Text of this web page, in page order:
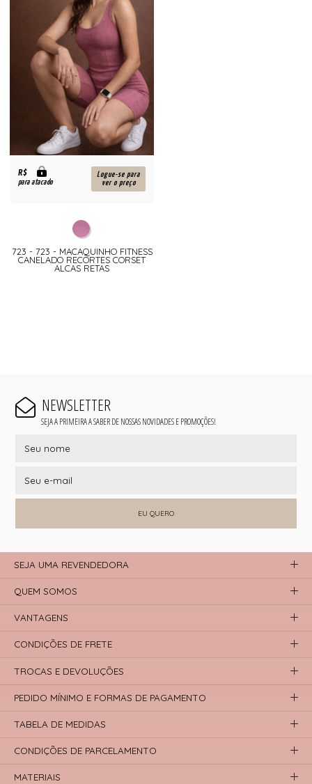
R$
para atacado
Logue-se para
ver o preço
723 - 723 - MACAQUINHO FITNESS
CANELADO RECORTES CORSET
ALCAS RETAS
NEWSLETTER
SEJA A PRIMEIRA A SABER DE NOSSAS NOVIDADES E PROMOÇÕES!
EU QUERO
SEJA UMA REVENDEDORA
QUEM SOMOS
VANTAGENS
CONDIÇÕES DE FRETE
TROCAS E DEVOLUÇÕES
PEDIDO MÍNIMO E FORMAS DE PAGAMENTO
TABELA DE MEDIDAS
CONDIÇÕES DE PARCELAMENTO
MATERIAIS